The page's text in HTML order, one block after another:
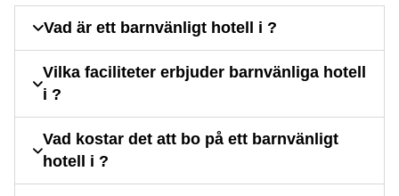
Vad är ett barnvänligt hotell i ?
Vilka faciliteter erbjuder barnvänliga hotell
i ?
Vad kostar det att bo på ett barnvänligt
hotell i ?